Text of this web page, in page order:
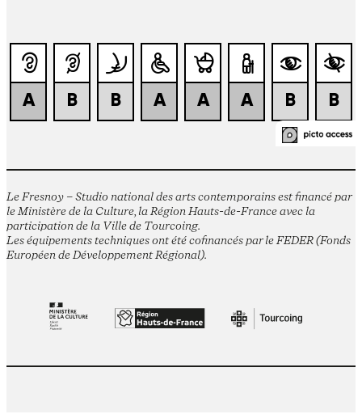
Le Fresnoy – Studio national des arts contemporains est financé par
le Ministère de la Culture, la Région Hauts-de-France avec la
participation de la Ville de Tourcoing.
Les équipements techniques ont été cofinancés par le FEDER (Fonds
Européen de Développement Régional).